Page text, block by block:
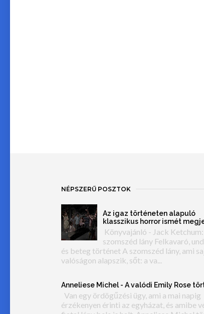
NÉPSZERŰ POSZTOK
Az igaz történeten alapuló
klasszikus horror ismét
Könyvajánló - Jack
szomszéd lány Felkavaró,
és beteg történet A szomszéd lány, ami
valóságon alapszik, sőt: a va...
Anneliese Michel - A valódi Emily Rose
Van egy ördögűzési ügy, ami a mai napig
érzékenyen érinti az egyházat, és amibe